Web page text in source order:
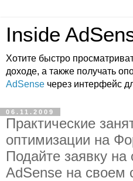
Inside
Хотите быстро
доходе, а также получать
AdSense через интерфейс
06.11.2009
Практические
оптимизации на
Подайте заявку
AdSense на своем